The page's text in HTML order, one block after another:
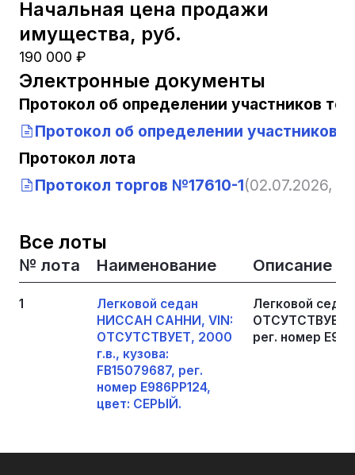
Начальная цена продажи
имущества, руб.
190 000 ₽
Электронные документы
Протокол об определении участников
Протокол об определении участников
Протокол лота
Протокол торгов №17610-1(02.07.2026,
Все лоты
№ лота Наименование Описание
1
Легковой седан
НИССАН САННИ, VIN:
ОТСУТСТВУЕТ, 2000
г.в., кузова:
FB15079687, рег.
номер Е986РР124,
цвет: СЕРЫЙ.
Легковой
ОТСУТСТВУЕТ,
рег. номер